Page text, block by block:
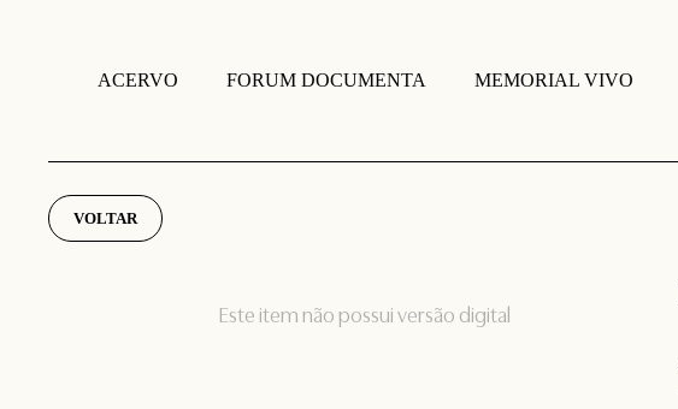
ACERVO FORUM DOCUMENTA MEMORIAL VIVO
VOLTAR
Este item não possui versão digital